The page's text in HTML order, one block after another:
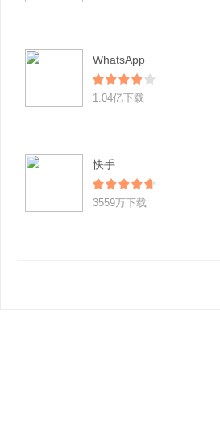
WhatsApp
1.04亿下载
快手
3559万下载